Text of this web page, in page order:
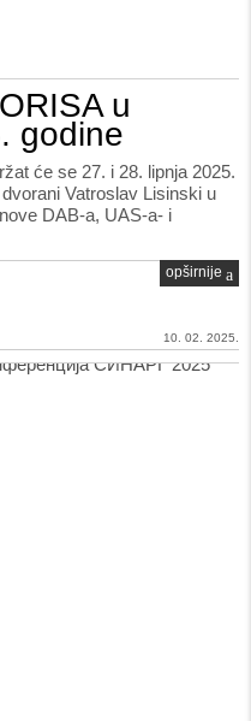
u
godine
će se 27. i 28. lipnja 2025.
Vatroslav Lisinski u
DAB-a, UAS-a- i
opširnije
10. 02. 2025.